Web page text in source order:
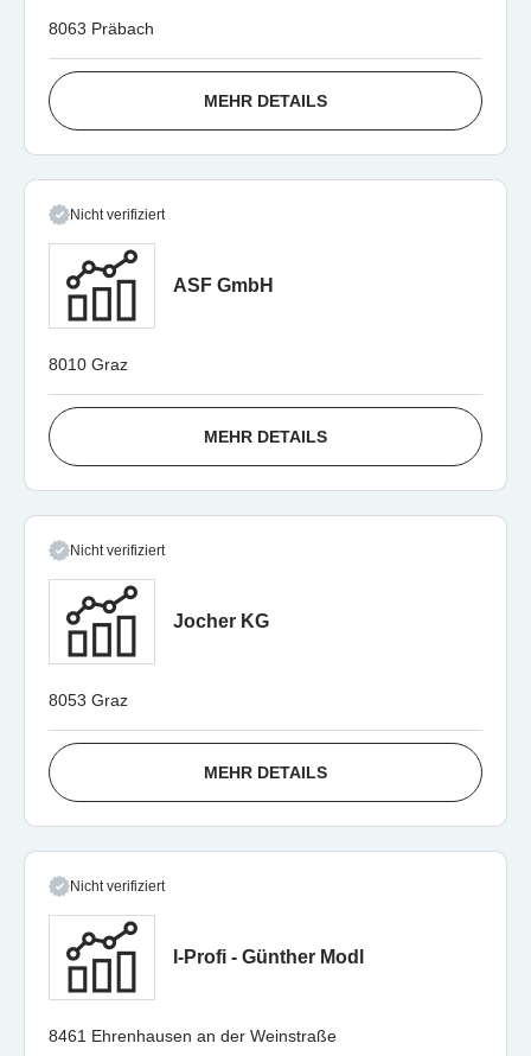
8063 Präbach
MEHR DETAILS
Nicht verifiziert
ASF GmbH
8010 Graz
MEHR DETAILS
Nicht verifiziert
Jocher KG
8053 Graz
MEHR DETAILS
Nicht verifiziert
I-Profi - Günther Modl
8461 Ehrenhausen an der Weinstraße